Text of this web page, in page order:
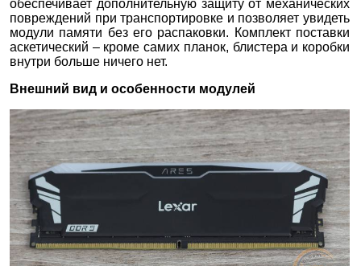
обеспечивает дополнительную защиту от механических
повреждений при транспортировке и позволяет увидеть
модули памяти без его распаковки. Комплект поставки
аскетический – кроме самих планок, блистера и коробки
внутри больше ничего нет.
Внешний вид и особенности модулей